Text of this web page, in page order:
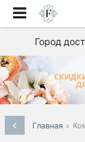
Город
Главная